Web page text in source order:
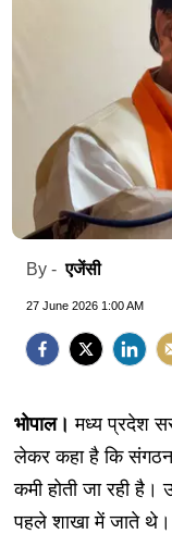
By -एजेंसी
27 June 2026 1:00 AM
भोपाल। मध्य प्रदेश
लेकर कहा है कि संगठन
कमी होती जा रही
पहले शाखा में जाते थे।